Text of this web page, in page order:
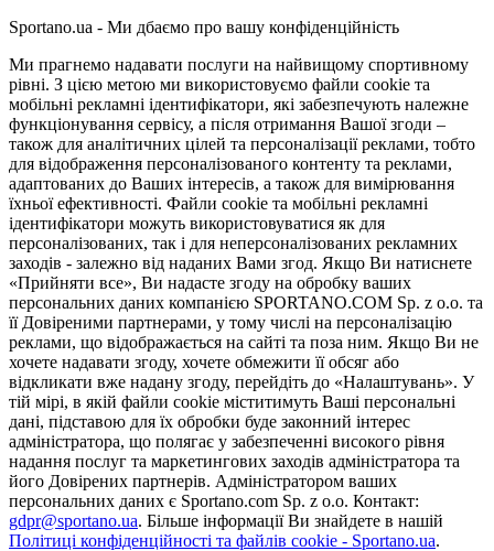
Sportano.ua - Ми дбаємо про вашу конфіденційність
Ми прагнемо надавати послуги на найвищому спортивному
рівні. З цією метою ми використовуємо файли cookie та
мобільні рекламні ідентифікатори, які забезпечують належне
функціонування сервісу, а після отримання Вашої згоди –
також для аналітичних цілей та персоналізації реклами, тобто
для відображення персоналізованого контенту та реклами,
адаптованих до Ваших інтересів, а також для вимірювання
їхньої ефективності. Файли cookie та мобільні рекламні
ідентифікатори можуть використовуватися як для
персоналізованих, так і для неперсоналізованих рекламних
заходів - залежно від наданих Вами згод. Якщо Ви натиснете
«Прийняти все», Ви надасте згоду на обробку ваших
персональних даних компанією SPORTANO.COM Sp. z o.o. та
її Довіреними партнерами, у тому числі на персоналізацію
реклами, що відображається на сайті та поза ним. Якщо Ви не
хочете надавати згоду, хочете обмежити її обсяг або
відкликати вже надану згоду, перейдіть до «Налаштувань». У
тій мірі, в якій файли cookie міститимуть Ваші персональні
дані, підставою для їх обробки буде законний інтерес
адміністратора, що полягає у забезпеченні високого рівня
надання послуг та маркетингових заходів адміністратора та
його Довірених партнерів. Адміністратором ваших
персональних даних є Sportano.com Sp. z o.o. Контакт:
gdpr@sportano.ua. Більше інформації Ви знайдете в нашій
Політиці конфіденційності та файлів cookie - Sportano.ua.